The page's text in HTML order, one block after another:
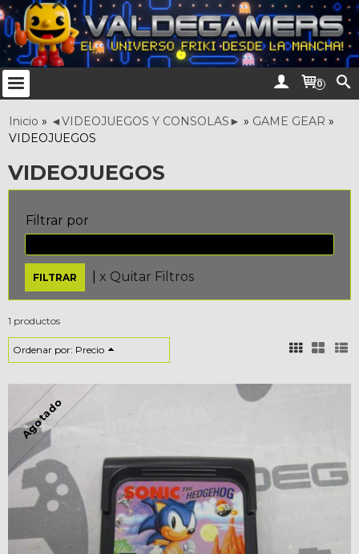
0
Inicio » ◄VIDEOJUEGOS Y CONSOLAS► » GAME GEAR »
VIDEOJUEGOS
VIDEOJUEGOS
Filtrar por
x Quitar Filtros
1 productos
Ordenar por: Precio
Agotado